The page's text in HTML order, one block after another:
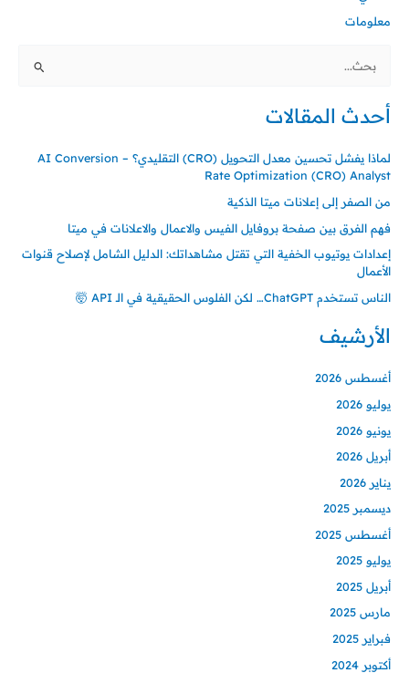
معلومات
البحث
أحدث المقالات
لماذا يفشل تحسين معدل التحويل (CRO) التقليدي؟ – AI Conversion
Rate Optimization (CRO) Analyst
من الصفر إلى إعلانات ميتا الذكية
فهم الفرق بين صفحة بروفايل الفيس والاعمال والاعلانات في ميتا
إعدادات يوتيوب الخفية التي تقتل مشاهداتك: الدليل الشامل لإصلاح قنوات
الأعمال
الناس تستخدم ChatGPT… لكن الفلوس الحقيقية في الـ API 🤯
الأرشيف
أغسطس 2026
يوليو 2026
يونيو 2026
أبريل 2026
يناير 2026
ديسمبر 2025
أغسطس 2025
يوليو 2025
أبريل 2025
مارس 2025
فبراير 2025
أكتوبر 2024